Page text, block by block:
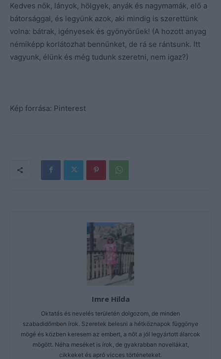
Kedves nők, lányok, hölgyek, anyák és nagymamák, elő a
bátorsággal, és legyünk azok, aki mindig is szerettünk
volna: bátrak, igényesek és gyönyörűek! (A hozott anyag
némiképp korlátozhat bennünket, de rá se rántsunk. Itt
vagyunk, élünk és még tudunk szeretni, nem igaz?)
Kép forrása: Pinterest
Imre Hilda
Oktatás és nevelés területén dolgozom, de minden
szabadidőmben írok. Szeretek belesni a hétköznapok függönye
mögé és közben keresem az embert, a nőt a jól legyártott álarcok
mögött. Néha meséket is írok, de gyakrabban novellákat,
cikkeket és apró vicces történeteket.